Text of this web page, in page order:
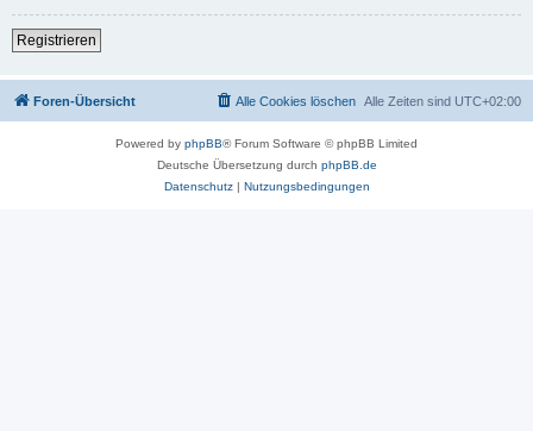
Registrieren
Foren-Übersicht Alle Zeiten sind UTC+02:00
Alle Cookies löschen
Powered by phpBB® Forum Software © phpBB Limited
Deutsche Übersetzung durch phpBB.de
Datenschutz| Nutzungsbedingungen